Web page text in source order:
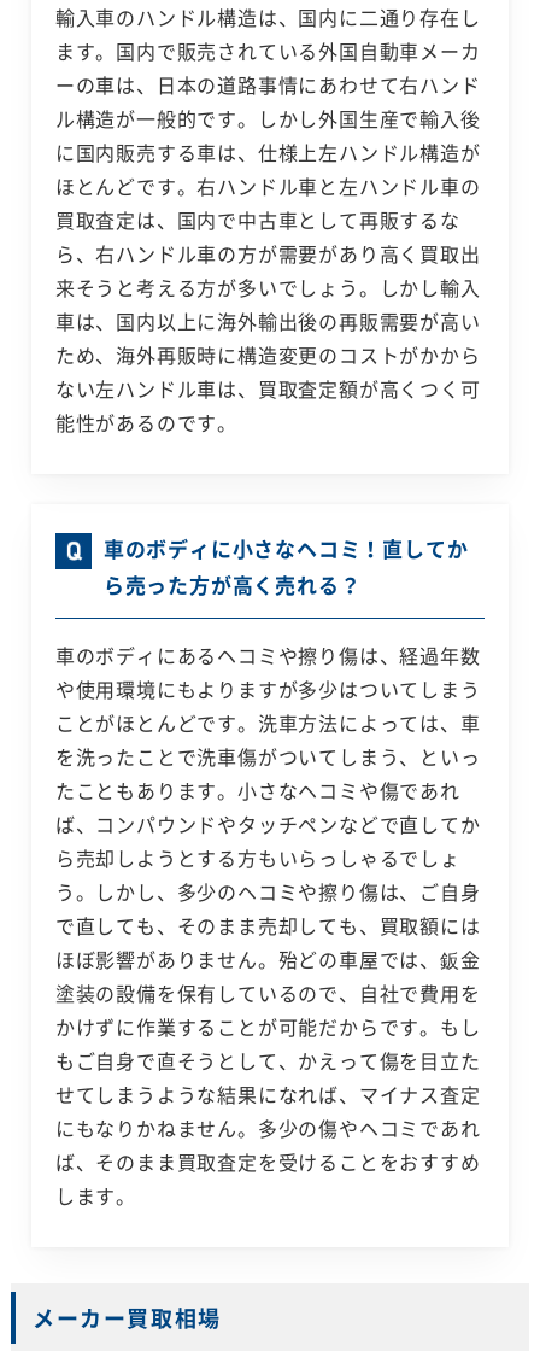
輸入車のハンドル構造は、国内に二通り存在し
ます。国内で販売されている外国自動車メーカ
ーの車は、日本の道路事情にあわせて右ハンド
ル構造が一般的です。しかし外国生産で輸入後
に国内販売する車は、仕様上左ハンドル構造が
ほとんどです。右ハンドル車と左ハンドル車の
買取査定は、国内で中古車として再販するな
ら、右ハンドル車の方が需要があり高く買取出
来そうと考える方が多いでしょう。しかし輸入
車は、国内以上に海外輸出後の再販需要が高い
ため、海外再販時に構造変更のコストがかから
ない左ハンドル車は、買取査定額が高くつく可
能性があるのです。
車のボディに小さなヘコミ！直してか
ら売った方が高く売れる？
車のボディにあるヘコミや擦り傷は、経過年数
や使用環境にもよりますが多少はついてしまう
ことがほとんどです。洗車方法によっては、車
を洗ったことで洗車傷がついてしまう、といっ
たこともあります。小さなヘコミや傷であれ
ば、コンパウンドやタッチペンなどで直してか
ら売却しようとする方もいらっしゃるでしょ
う。しかし、多少のヘコミや擦り傷は、ご自身
で直しても、そのまま売却しても、買取額には
ほぼ影響がありません。殆どの車屋では、鈑金
塗装の設備を保有しているので、自社で費用を
かけずに作業することが可能だからです。もし
もご自身で直そうとして、かえって傷を目立た
せてしまうような結果になれば、マイナス査定
にもなりかねません。多少の傷やヘコミであれ
ば、そのまま買取査定を受けることをおすすめ
します。
メーカー買取相場